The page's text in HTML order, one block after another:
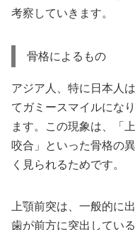
考察していきます。
骨格によるもの
アジア人、特に日本人
てガミースマイルにな
ます。この現象は、「
咬合」といった骨格の
く見られるためです。
上顎前突は、一般的に
歯が前方に突出してい